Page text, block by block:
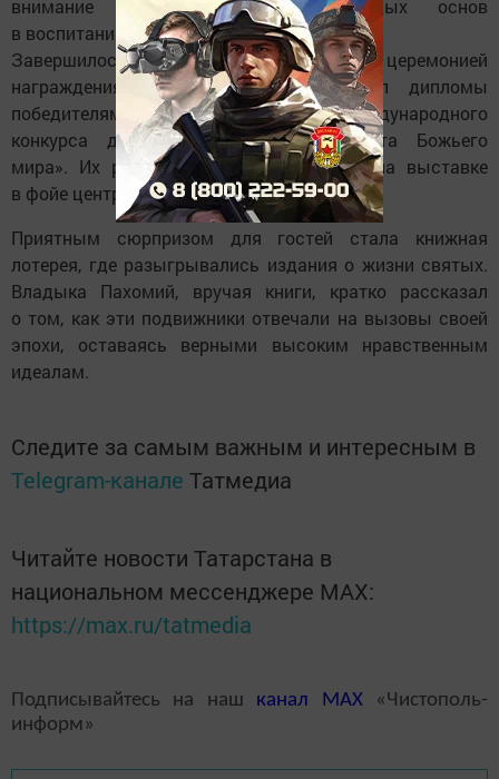
внимание на важности нравственных основ
в воспитании подрастающего поколения.
Завершилось открытие чтений церемонией
награждения. Епископ Пахомий вручил дипломы
победителям регионального этапа Международного
конкурса детского творчества «Красота Божьего
мира». Их работы были представлены на выставке
в фойе центра.
Приятным сюрпризом для гостей стала книжная
лотерея, где разыгрывались издания о жизни святых.
Владыка Пахомий, вручая книги, кратко рассказал
о том, как эти подвижники отвечали на вызовы своей
эпохи, оставаясь верными высоким нравственным
идеалам.
Следите за самым важным и интересным в
Telegram-канале Татмедиа
Читайте новости Татарстана в
национальном мессенджере MАХ:
https://max.ru/tatmedia
Подписывайтесь на наш канал MAX«Чистополь-
информ»